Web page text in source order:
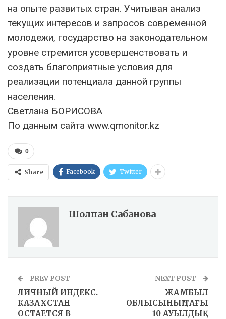
на опыте развитых стран. Учитывая анализ
текущих интересов и запросов современной
молодежи, государство на законодательном
уровне стремится усовершенствовать и
создать благоприятные условия для
реализации потенциала данной группы
населения.
Светлана БОРИСОВА
По данным сайта www.qmonitor.kz
0
Share Facebook Twitter
Шолпан Сабанова
PREV POST
ЛИЧНЫЙ ИНДЕКС.
КАЗАХСТАН
ОСТАЕТСЯ В
NEXT POST
ЖАМБЫЛ
ОБЛЫСЫНЫҢ ТАҒЫ
10 АУЫЛДЫҚ